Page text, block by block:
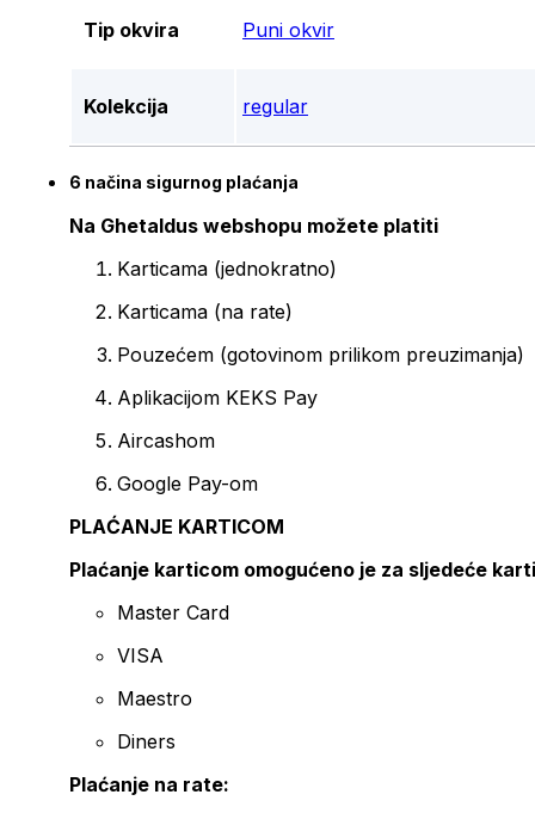
Tip okvira Puni okvir
Kolekcija regular
6 načina sigurnog plaćanja
Na Ghetaldus webshopu možete platiti
Karticama (jednokratno)
Karticama (na rate)
Pouzećem (gotovinom prilikom preuzimanja)
Aplikacijom KEKS Pay
Aircashom
Google Pay-om
PLAĆANJE KARTICOM
Plaćanje karticom omogućeno je za sljedeće
Master Card
VISA
Maestro
Diners
Plaćanje na rate: